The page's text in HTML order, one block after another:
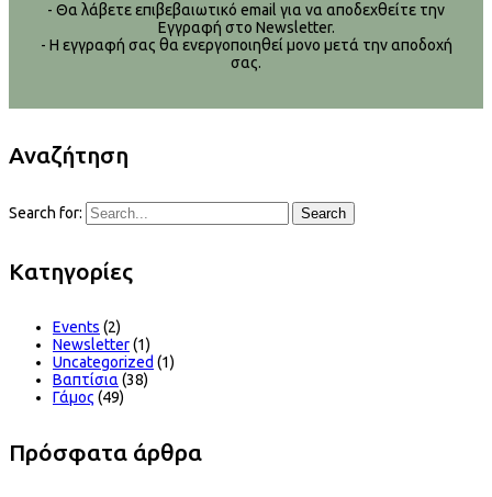
- Θα λάβετε επιβεβαιωτικό email για να αποδεχθείτε την
Εγγραφή στο Newsletter.
- Η εγγραφή σας θα ενεργοποιηθεί μονο μετά την αποδοχή
σας.
Αναζήτηση
Search for: Search
Kατηγορίες
Events (2)
Newsletter(1)
Uncategorized (1)
Βαπτίσια (38)
Γάμος (49)
Πρόσφατα άρθρα